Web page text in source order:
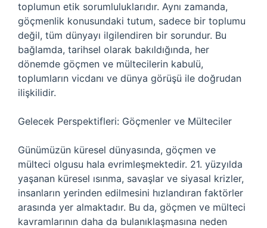
toplumun etik sorumluluklarıdır. Aynı zamanda,
göçmenlik konusundaki tutum, sadece bir toplumu
değil, tüm dünyayı ilgilendiren bir sorundur. Bu
bağlamda, tarihsel olarak bakıldığında, her
dönemde göçmen ve mültecilerin kabulü,
toplumların vicdanı ve dünya görüşü ile doğrudan
ilişkilidir.
Gelecek Perspektifleri: Göçmenler ve Mülteciler
Günümüzün küresel dünyasında, göçmen ve
mülteci olgusu hala evrimleşmektedir. 21. yüzyılda
yaşanan küresel ısınma, savaşlar ve siyasal krizler,
insanların yerinden edilmesini hızlandıran faktörler
arasında yer almaktadır. Bu da, göçmen ve mülteci
kavramlarının daha da bulanıklaşmasına neden